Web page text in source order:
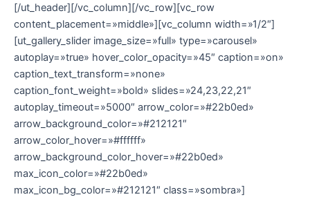
[/ut_header][/vc_column][/vc_row][vc_row
content_placement=»middle»][vc_column width=»1/2″]
[ut_gallery_slider image_size=»full» type=»carousel»
autoplay=»true» hover_color_opacity=»45″ caption=»on»
caption_text_transform=»none»
caption_font_weight=»bold» slides=»24,23,22,21″
autoplay_timeout=»5000″ arrow_color=»#22b0ed»
arrow_background_color=»#212121″
arrow_color_hover=»#ffffff»
arrow_background_color_hover=»#22b0ed»
max_icon_color=»#22b0ed»
max_icon_bg_color=»#212121″ class=»sombra»]